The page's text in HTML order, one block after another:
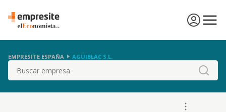
EMPRESITE ESPAÑA AGUIBLAC S.L.
Buscar